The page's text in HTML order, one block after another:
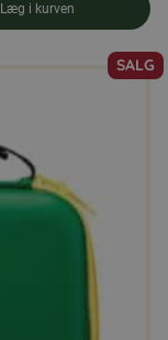
Læg i kurven
SALG